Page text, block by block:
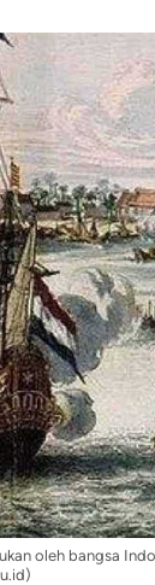
oleh bangsa